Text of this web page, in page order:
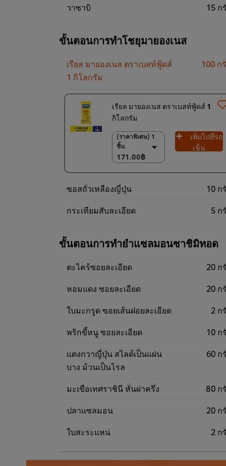
วาซาบิ
15 ก
ขั้นตอนการทำโชยุมายองเนส
เรียล มายองเนส ตราเบสท์ฟู้ดส์
1 กิโลกรัม
100 ก
เรียล มายองเนส ตราเบสท์ฟู้ดส์ 1
กิโลกรัม
(ราคาพิเศษ) 1
ชิ้น
171.00฿
(ราคาพิเศษ) 1 ชิ้น
171.00฿
(ราคาพิเศษ) แพ็ค
เพิ่มไปที่รถ
เข็น
ซอสถั่วเหลืองญี่ปุ่น
10 ก
กระเทียมสับละเอียด
5 ก
ขั้นตอนการทำยำแซลมอนซาชิมิทอด
ตะไคร้ซอยละเอียด
20 ก
หอมแดง ซอยละเอียด
20 ก
ใบมะกรูด ซอยเส้นฝอยละเอียด
2 ก
พริกขี้หนู ซอยละเอียด
10 ก
แตงกวาญี่ปุ่น สไลด์เป็นแผ่น
บาง ม้วนเป็นโรล
60 ก
มะเขือเทศราชินี หั่นผ่าครึ่ง
80 ก
ปลาแซลมอน
20 ก
ใบสะระแหน่
2 ก